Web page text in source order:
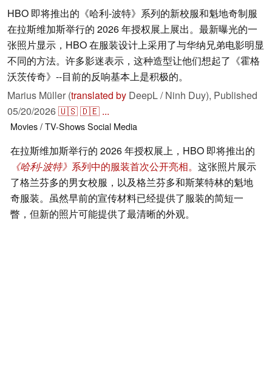
HBO 即将推出的《哈利-波特》系列的新校服和魁地奇制服
在拉斯维加斯举行的 2026 年授权展上展出。最新曝光的一
张照片显示，HBO 在服装设计上采用了与华纳兄弟电影明显
不同的方法。许多影迷表示，这种造型让他们想起了《霍格
沃茨传奇》--目前的反响基本上是积极的。
Marius Müller (translated by DeepL / Ninh Duy), Published
05/20/2026🇺🇸🇩🇪 ...
Movies / TV-ShowsSocial Media
在拉斯维加斯举行的 2026 年授权展上，HBO 即将推出的
《哈利-波特》 系列中的服装首次公开亮相。 这张照片展示
了格兰芬多的男女校服，以及格兰芬多和斯莱特林的魁地
奇服装。虽然早前的宣传材料已经提供了服装的简短一
瞥，但新的照片可能提供了最清晰的外观。